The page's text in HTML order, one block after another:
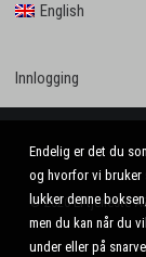
English
Innlogging
© 2020 El-tjeneste
Endelig er det du
og hvorfor vi bruker
lukker denne
men du kan når du
under eller på